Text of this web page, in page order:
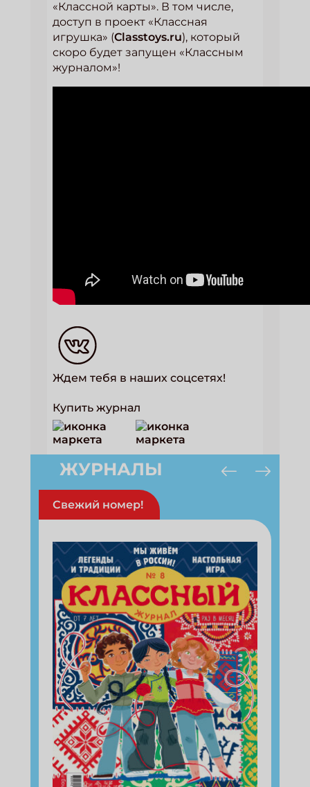
«Классной карты». В том числе,
доступ в проект «Классная
игрушка» (Classtoys.ru), который
скоро будет запущен «Классным
журналом»!
Ждем тебя в наших соцсетях!
Купить журнал
ЖУРНАЛЫ
Свежий номер!